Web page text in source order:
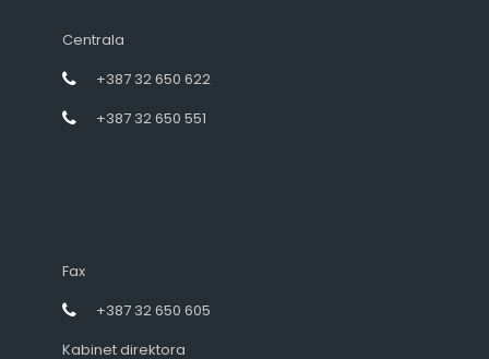
Centrala
+387 32 650 622
+387 32 650 551
Fax
+387 32 650 605
Kabinet direktora